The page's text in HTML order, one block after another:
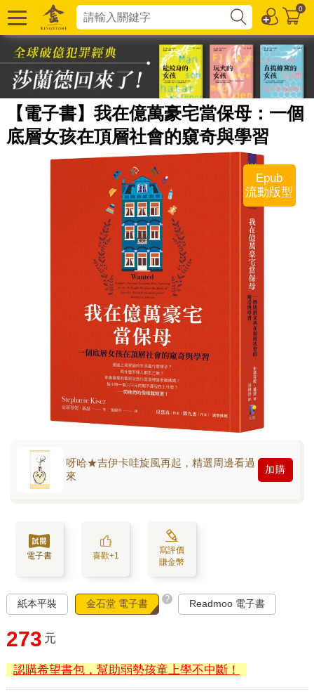
0
【電子書】我在億萬豪宅當保母：一個
底層女孩在頂層社會的窺奇與學習
Epub
流動版型
呀哈★吉伊卡哇旋風再起，精選周邊看過
來
加購
電子書 喜歡+1
寫評價
賺金幣
紙本平裝 金石堂 電子書 ? Readmoo 電子書
273 元
認購希望書包，幫助弱勢孩童上學不中斷！